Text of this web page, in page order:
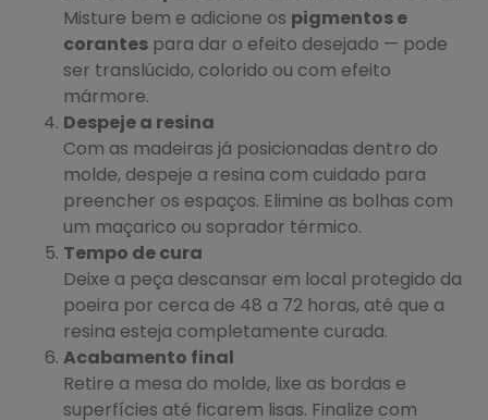
Misture bem e adicione os pigmentos e
corantespara dar o efeito desejado — pode
ser translúcido, colorido ou com efeito
mármore.
Despeje a resina
Com as madeiras já posicionadas dentro do
molde, despeje a resina com cuidado para
preencher os espaços. Elimine as bolhas com
um maçarico ou soprador térmico.
Tempo de cura
Deixe a peça descansar em local protegido da
poeira por cerca de 48 a 72 horas, até que a
resina esteja completamente curada.
Acabamento final
Retire a mesa do molde, lixe as bordas e
superfícies até ficarem lisas. Finalize com